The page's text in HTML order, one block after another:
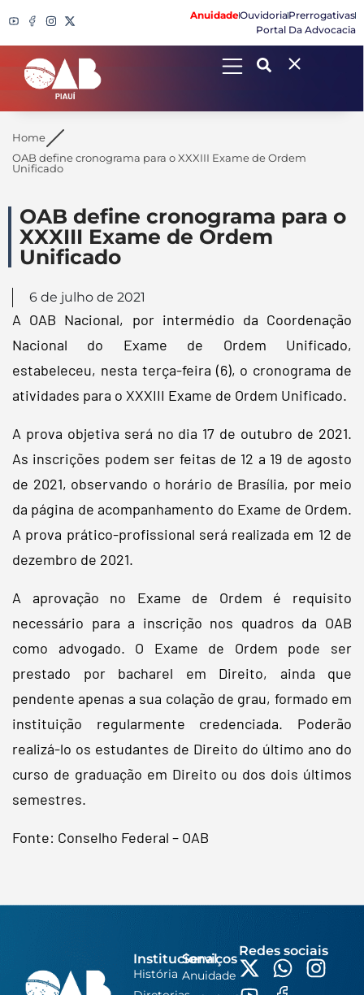
AnuidadeOuvidoriaPrerrogativas
Portal Da Advocacia
Search
Home
OAB define cronograma para o XXXIII Exame de Ordem
Unificado
OAB define cronograma para o
XXXIII Exame de Ordem
Unificado
6 de julho de 2021
A OAB Nacional, por intermédio da Coordenação
Nacional do Exame de Ordem Unificado,
estabeleceu, nesta terça-feira (6), o cronograma de
atividades para o XXXIII Exame de Ordem Unificado.
A prova objetiva será no dia 17 de outubro de 2021.
As inscrições podem ser feitas de 12 a 19 de agosto
de 2021, observando o horário de Brasília, por meio
da página de acompanhamento do Exame de Ordem.
A prova prático-profissional será realizada em 12 de
dezembro de 2021.
A aprovação no Exame de Ordem é requisito
necessário para a inscrição nos quadros da OAB
como advogado. O Exame de Ordem pode ser
prestado por bacharel em Direito, ainda que
pendente apenas a sua colação de grau, formado em
instituição regularmente credenciada. Poderão
realizá-lo os estudantes de Direito do último ano do
curso de graduação em Direito ou dos dois últimos
semestres.
Fonte: Conselho Federal – OAB
Institucional
História
Serviços
Anuidade
Redes sociais